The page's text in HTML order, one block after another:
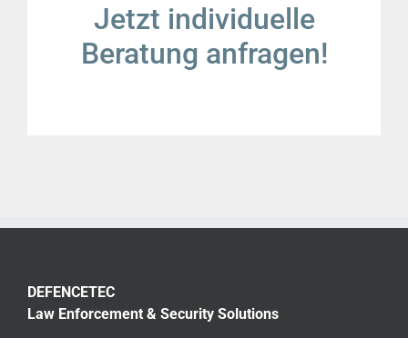
Jetzt individuelle
Beratung anfragen!
DEFENCETEC
Law Enforcement & Security Solutions